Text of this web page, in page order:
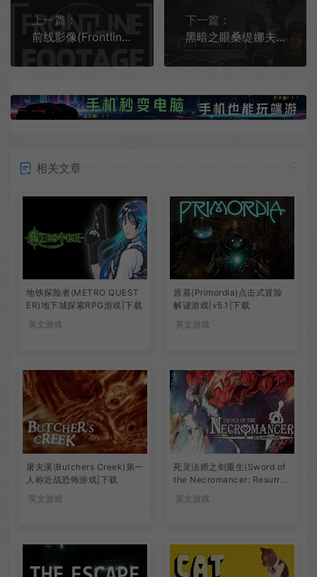
上一篇：
前线影像(Frontline Footage)战术第一人称射击游戏 v0.0.1
下一篇：
黑暗之眼桑缇娜夫的羁绊(The Dark Eye: Chains of Satinav)冒险解谜游戏 B16849480
相关文章
地铁探险者(METRO QUEST
ER)地下城探索RPG游戏|下载
英文游戏
原基(Primordia)点击式冒险
解谜游戏|v5.1|下载
英文游戏
屠夫溪(Butchers Creek)第一
人称近战恐怖游戏|下载
英文游戏
死灵法师之剑重生(Sword of
the Necromancer: Resurrec
英文游戏